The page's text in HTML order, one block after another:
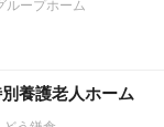
ループホーム
養護老人ホーム